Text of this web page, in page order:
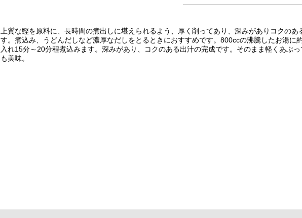
上質な鰹を原料に、長時間の煮出しに堪えられるよう、厚く削ってあり、深みがありコクのあ
す。煮込み、うどんだしなど濃厚なだしをとるときにおすすめです。800ccの沸騰したお湯に
入れ15分～20分程煮込みます。深みがあり、コクのある出汁の完成です。そのまま軽くあぶ
も美味。